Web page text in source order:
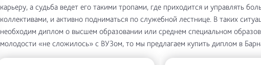
карьеру, а судьба ведет его такими тропами, где приходится и управлять
коллективами, и активно подниматься по служебной лестнице. В таких
необходим диплом о высшем образовании или среднем специальном
молодости «не сложилось» с ВУЗом, то мы предлагаем купить диплом в